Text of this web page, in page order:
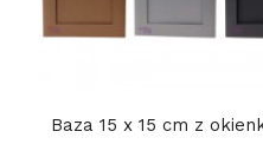
Baza 15 x 15 cm z